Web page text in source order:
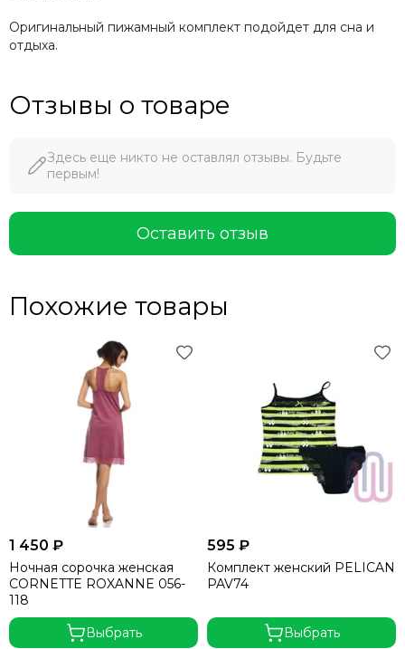
Оригинальный пижамный комплект подойдет для сна и
отдыха.
Отзывы о товаре
Здесь еще никто не оставлял отзывы. Будьте
первым!
Оставить отзыв
Похожие товары
1 450 ₽
Ночная сорочка женская
CORNETTE ROXANNE 056-
118
Выбрать
595 ₽
Комплект женский PELICAN
PAV74
Выбрать